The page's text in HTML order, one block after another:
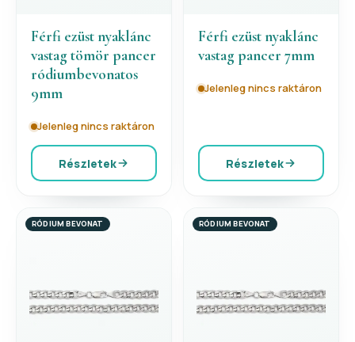
Férfi ezüst nyaklánc
vastag tömör pancer
ródiumbevonatos
9mm
Jelenleg nincs raktáron
Részletek
Férfi ezüst nyaklánc
vastag pancer 7mm
Jelenleg nincs raktáron
Részletek
RÓDIUM BEVONAT RÓDIUM BEVONAT